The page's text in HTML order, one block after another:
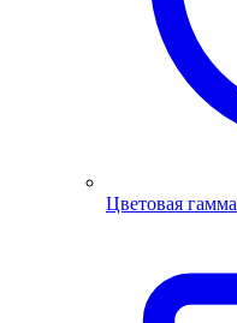
Цветовая гамма